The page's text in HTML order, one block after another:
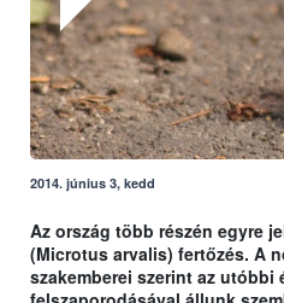
2014. június 3, kedd
Az ország több részén egyre
(Microtus arvalis) fertőzés. A
szakemberei szerint az